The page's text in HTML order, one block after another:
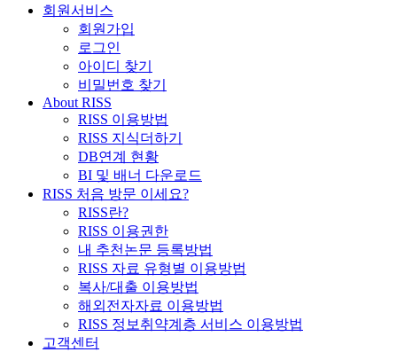
회원서비스
회원가입
로그인
아이디 찾기
비밀번호 찾기
About RISS
RISS 이용방법
RISS 지식더하기
DB연계 현황
BI 및 배너 다운로드
RISS 처음 방문 이세요?
RISS란?
RISS 이용권한
내 추천논문 등록방법
RISS 자료 유형별 이용방법
복사/대출 이용방법
해외전자자료 이용방법
RISS 정보취약계층 서비스 이용방법
고객센터